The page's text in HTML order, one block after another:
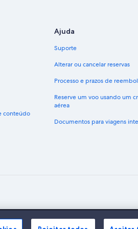
conteúdo
Ajuda
Suporte
Alterar ou cancelar reservas
Processo e prazos de
Reserve um voo usando um
aérea
Documentos para viagens
marcas registradas da Expedia, Inc.